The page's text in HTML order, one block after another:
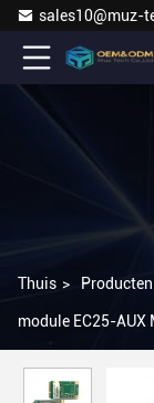
sales10@muz-
Thuis > Producten
module EC25-